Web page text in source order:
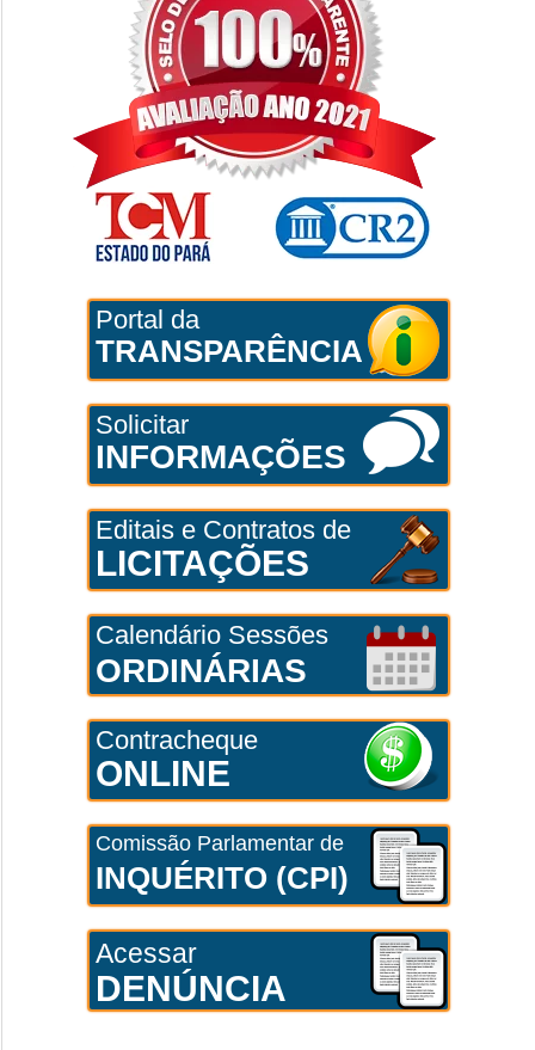
Portal da
TRANSPARÊNCIA
Solicitar
INFORMAÇÕES
Editais e Contratos de
LICITAÇÕES
Calendário Sessões
ORDINÁRIAS
Contracheque
ONLINE
Comissão Parlamentar de
INQUÉRITO (CPI)
Acessar
DENÚNCIA